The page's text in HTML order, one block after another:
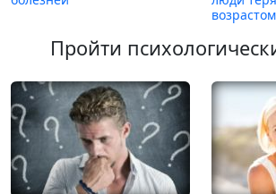
возрастом
Пройти